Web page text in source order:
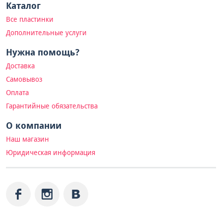
Каталог
Все пластинки
Дополнительные услуги
Нужна помощь?
Доставка
Самовывоз
Оплата
Гарантийные обязательства
О компании
Наш магазин
Юридическая информация